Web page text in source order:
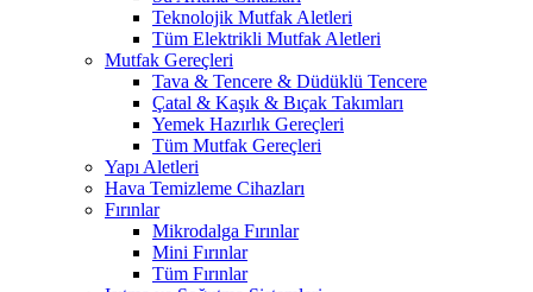
Teknolojik Mutfak Aletleri
Tüm Elektrikli Mutfak Aletleri
Mutfak Gereçleri
Tava & Tencere & Düdüklü Tencere
Çatal & Kaşık & Bıçak Takımları
Yemek Hazırlık Gereçleri
Tüm Mutfak Gereçleri
Yapı Aletleri
Hava Temizleme Cihazları
Fırınlar
Mikrodalga Fırınlar
Mini Fırınlar
Tüm Fırınlar